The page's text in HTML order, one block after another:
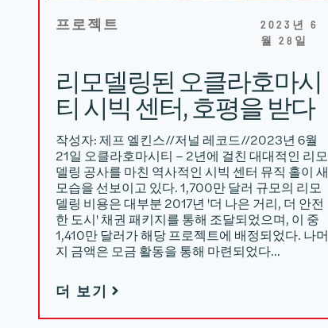
프로젝트
2023년 6
월 28일
리모델링된 오클라호마시
티 시빅 센터, 호평을 받다
작성자: 제프 엘킨스//저널 레코드//2023년 6월
21일 오클라호마시티 – 2년에 걸친 대대적인 리모
델링 공사를 마친 역사적인 시빅 센터 뮤직 홀이 새
모습을 선보이고 있다. 1,700만 달러 규모의 리모
델링 비용은 대부분 2017년 '더 나은 거리, 더 안전
한 도시' 채권 패키지를 통해 조달되었으며, 이 중
1,410만 달러가 해당 프로젝트에 배정되었다. 나머
지 금액은 모금 활동을 통해 마련되었다…
더 보기